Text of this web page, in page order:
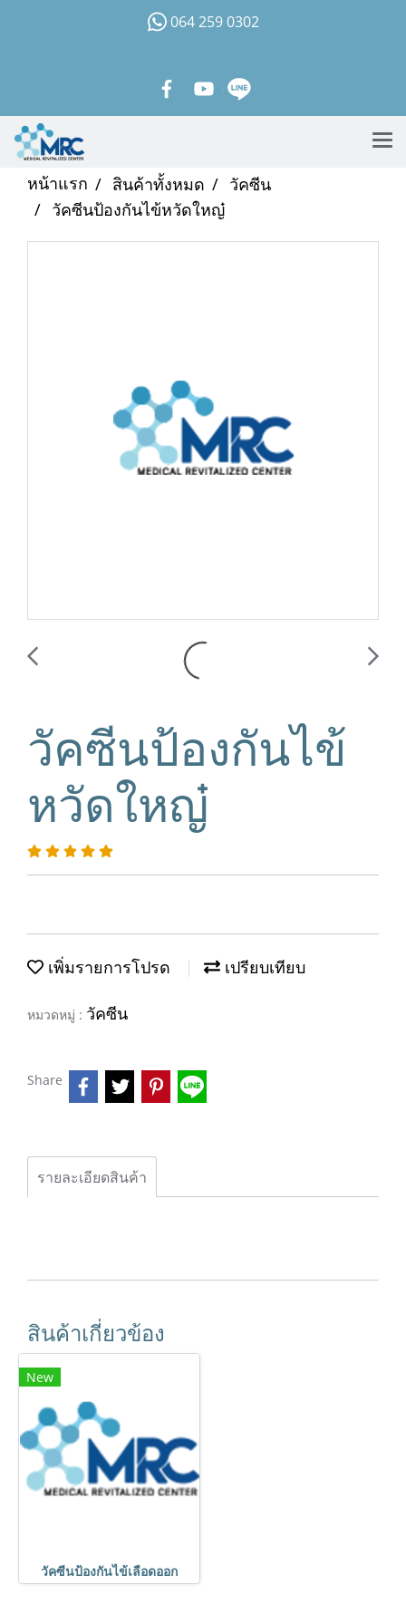
064 259 0302
หน้าแรก สินค้าทั้งหมด
วัคซีน
วัคซีนป้องกันไข้หวัดใหญ๋
วัคซีนป้องกันไข้
หวัดใหญ๋
เพิ่มรายการโปรด เปรียบเทียบ
หมวดหมู่ : วัคซีน
Share
รายละเอียดสินค้า
สินค้าเกี่ยวข้อง
New
วัคซีนป้องกันไข้เลือดออก